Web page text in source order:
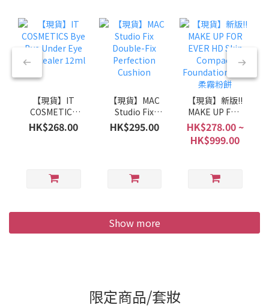
【現貨】IT
COSMETICS
Bye Bye Under
Eye Concealer
HK$268.00
【現貨】MAC
Studio Fix
Double-Fix
Perfection
HK$295.00
【現貨】新版‼️
MAKE UP FOR
EVER HD Skin
Compact
Foundation 高
HK$278.00 ~
HK$999.00
Show more
限定商品/套妝